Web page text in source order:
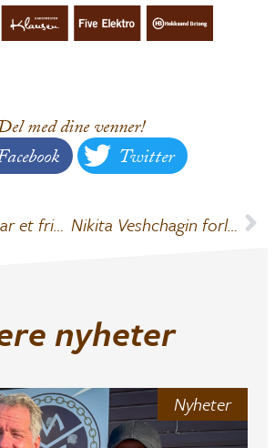
med dine venner!
Twitter
Johan Barbo tar et friår fra bandyen Nikita Veshchagin forlenger med Mjøndalen
nyheter
Nyheter